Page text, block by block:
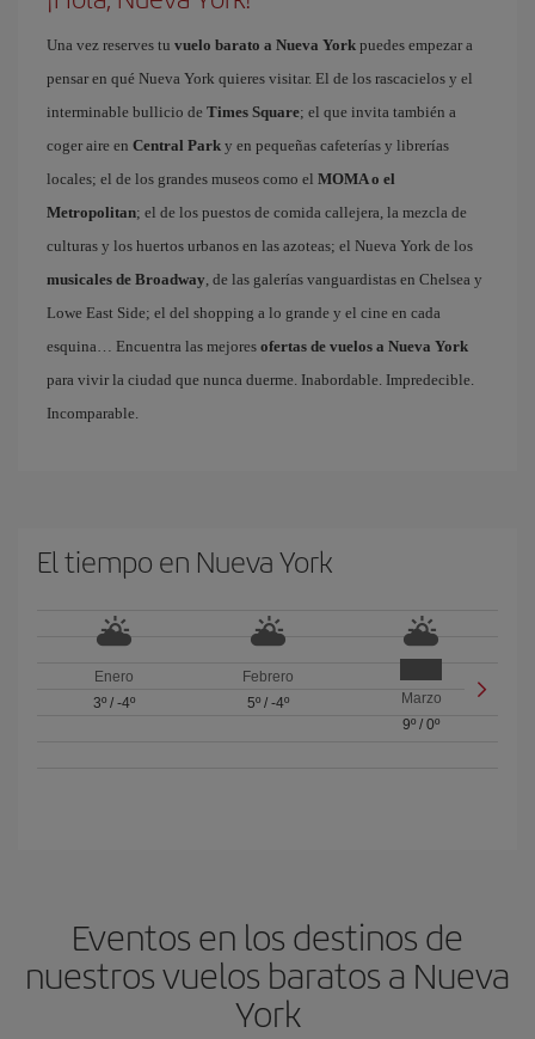
Una vez reserves tu vuelo barato a Nueva York puedes empezar a
pensar en qué Nueva York quieres visitar. El de los rascacielos y el
interminable bullicio de Times Square; el que invita también a
coger aire en Central Park y en pequeñas cafeterías y librerías
locales; el de los grandes museos como el MOMA o el
Metropolitan; el de los puestos de comida callejera, la mezcla de
culturas y los huertos urbanos en las azoteas; el Nueva York de los
musicales de Broadway, de las galerías vanguardistas en Chelsea y
Lowe East Side; el del shopping a lo grande y el cine en cada
esquina… Encuentra las mejores ofertas de vuelos a Nueva York
para vivir la ciudad que nunca duerme. Inabordable. Impredecible.
Incomparable.
El tiempo en Nueva York
Enero
3º/ -4º
Febrero
5º/ -4º
Marzo
9º /0º
Eventos en los destinos de
nuestros vuelos baratos a Nueva
York